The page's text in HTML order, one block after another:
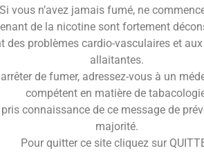
dans des flacon PET de
bouchon sécurité enfant.
dans une base et ne peut pas être
Si vous n’avez jamais fumé, ne
de la nicotine sont fortement
des problèmes cardio-vasculaires et
allaitantes.
de fumer, adressez-vous à un
compétent en matière de
connaissance de ce message de
majorité.
Pour quitter ce site cliquez sur